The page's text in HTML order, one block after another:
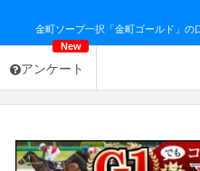
金町ソープ一択「金町ゴールド」の
アンケート
New